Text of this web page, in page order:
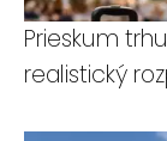
Prieskum
realistický